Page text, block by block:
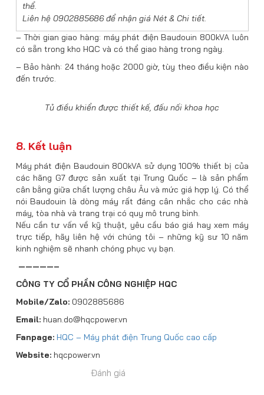
thể.
Liên hệ 0902885686 để nhận giá Nét & Chi tiết.
– Thời gian giao hàng: máy phát điện Baudouin 800kVA luôn
có sẵn trong kho HQC và có thể giao hàng trong ngày.
– Bảo hành: 24 tháng hoặc 2000 giờ, tùy theo điều kiện nào
đến trước.
Tủ điều khiển được thiết kế, đấu nối khoa học
8. Kết luận
Máy phát điện Baudouin 800kVA sử dụng 100% thiết bị của
các hãng G7 được sản xuất tại Trung Quốc – là sản phẩm
cân bằng giữa chất lượng châu Âu và mức giá hợp lý. Có thể
nói Baudouin là dòng máy rất đáng cân nhắc cho các nhà
máy, tòa nhà và trang trại có quy mô trung bình.
Nếu cần tư vấn về kỹ thuật, yêu cầu báo giá hay xem máy
trực tiếp, hãy liên hệ với chúng tôi – những kỹ sư 10 năm
kinh nghiệm sẽ nhanh chóng phục vụ bạn.
—————–
CÔNG TY CỔ PHẦN CÔNG NGHIỆP HQC
Mobile/Zalo:0902885686
Email:huan.do@hqcpower.vn
Fanpage: HQC – Máy phát điện Trung Quốc cao cấp
Website:hqcpower.vn
Đánh giá